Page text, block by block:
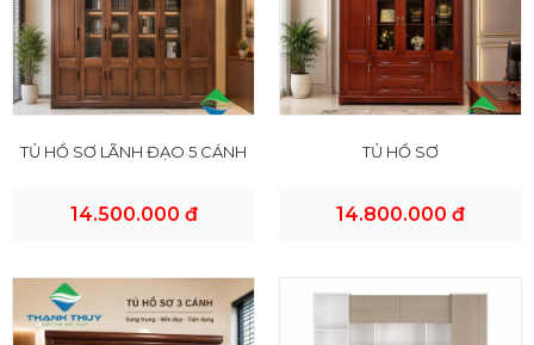
TỦ HỒ SƠ LÃNH ĐẠO 5 CÁNH
14.500.000 đ
TỦ HỒ SƠ
14.800.000 đ